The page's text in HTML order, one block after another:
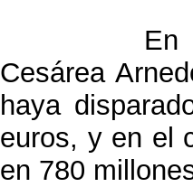
En
Cesárea
haya
euros, y en el
en 780